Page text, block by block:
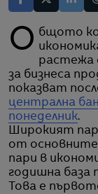
Общото количество пари в обращение в
растежа
за бизнеса
показват
централна
понеделник.
Широкият
от
пари в
годишна база
Това е